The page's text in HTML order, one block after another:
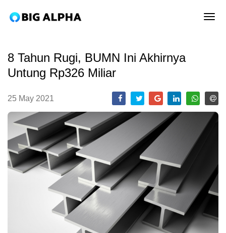
8 Tahun Rugi, BUMN Ini Akhirnya
Untung Rp326 Miliar
25 May 2021